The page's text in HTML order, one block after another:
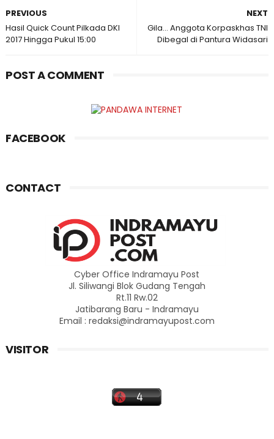
NEXT
Gila... Anggota Korpaskhas TNI
Dibegal di Pantura Widasari
PREVIOUS
Hasil Quick Count Pilkada DKI
2017 Hingga Pukul 15:00
POST A COMMENT
FACEBOOK
CONTACT
Cyber Office Indramayu Post
Jl. Siliwangi Blok Gudang Tengah
Rt.11 Rw.02
Jatibarang Baru - Indramayu
Email : redaksi@indramayupost.com
VISITOR